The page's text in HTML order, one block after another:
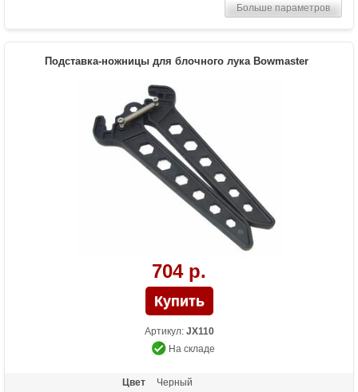
Больше параметров
Подставка-ножницы для блочного лука Bowmaster
704 р.
Артикул: JX110
На складе
Цвет
Черный